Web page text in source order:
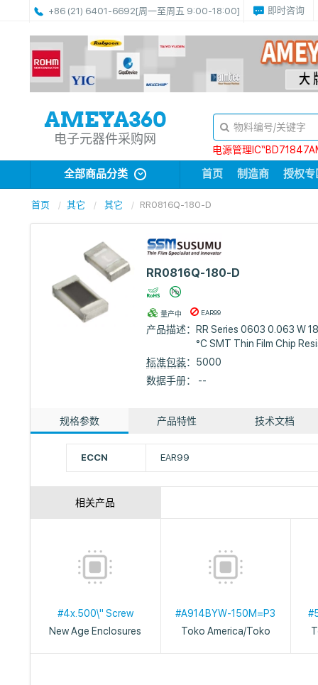
+86 (21) 6401-6692[周一至周五 9:00-18:00] 即时咨询
电子元器件采购网
电源管理
全部商品分类 首页 制造商 授权专
首页 其它 其它 RR0816Q-180-D
RR0816Q-180-D
量产中 EAR99
产品描述：
RR Series 0603 0.063 W
°C SMT Thin Film Chip
标准包装：5000
数据手册： --
规格参数 产品特性 技术文档
ECCN EAR99
相关产品
#4x.500\" Screw
New Age Enclosures
#A914BYW-150M=P3
Toko America/Toko